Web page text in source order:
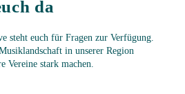
da
steht euch für Fragen zur Verfügung.
in unserer Region
Vereine stark machen.